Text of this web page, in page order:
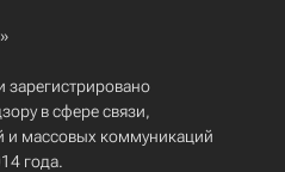
зарегистрировано
в сфере связи,
и массовых коммуникаций
года.